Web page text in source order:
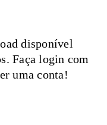
disponível
Faça login com
uma conta!